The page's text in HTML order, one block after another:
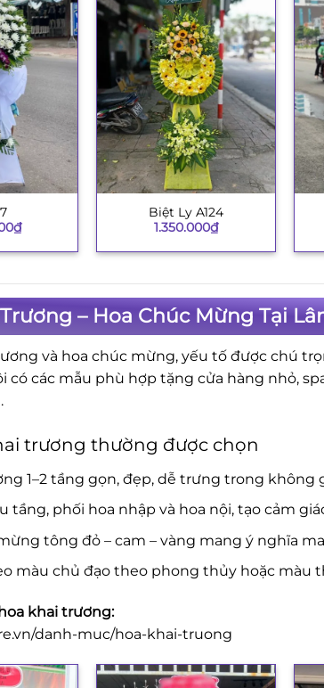
₫
Biệt Ly A124
1.350.000₫
– Hoa Chúc Mừng Tại
và hoa chúc mừng, yếu tố được chú
có các mẫu phù hợp tặng cửa hàng nhỏ,
trương thường được chọn
1–2 tầng gọn, đẹp, dễ trưng trong không
tầng, phối hoa nhập và hoa nội, tạo cảm
tông đỏ – cam – vàng mang ý nghĩa
màu chủ đạo theo phong thủy hoặc màu
khai trương:
danh-muc/hoa-khai-truong